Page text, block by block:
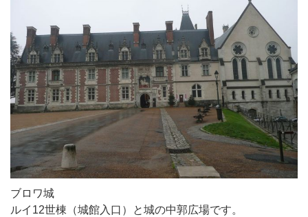
ブロワ城
ルイ12世棟（城館入口）と城の中郭広場です。